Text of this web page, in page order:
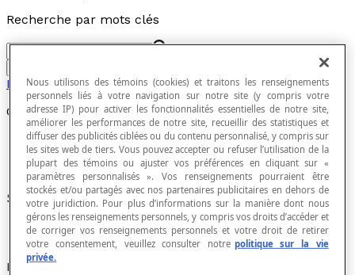
Recherche par mots clés
Modes de représentation
Codomaine
Synonyme deimage d'une relation.
Notation
Nous utilisons des témoins (cookies) et traitons les renseignements
personnels liés à votre navigation sur notre site (y compris votre
adresse IP) pour activer les fonctionnalités essentielles de notre site,
améliorer les performances de notre site, recueillir des statistiques et
diffuser des publicités ciblées ou du contenu personnalisé, y compris sur
les sites web de tiers. Vous pouvez accepter ou refuser l’utilisation de la
plupart des témoins ou ajuster vos préférences en cliquant sur «
paramètres personnalisés ». Vos renseignements pourraient être
stockés et/ou partagés avec nos partenaires publicitaires en dehors de
votre juridiction. Pour plus d’informations sur la manière dont nous
gérons les renseignements personnels, y compris vos droits d’accéder et
de corriger vos renseignements personnels et votre droit de retirer
votre consentement, veuillez consulter notre politique sur la vie
privée.